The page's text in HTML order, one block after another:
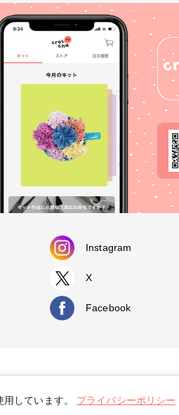
Instagram
X
Facebook
しています。 プライバシーポリシー